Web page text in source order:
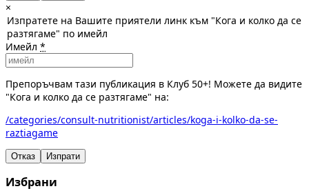
×
Изпратете на Вашите приятели линк към "Кога и колко да се
разтягаме" по имейл
Имейл *
Препоръчвам тази публикация в Клуб 50+! Можете да видите
"Кога и колко да се разтягаме" на:
/categories/consult-nutritionist/articles/koga-i-kolko-da-se-
raztiagame
Отказ Изпрати
Избрани